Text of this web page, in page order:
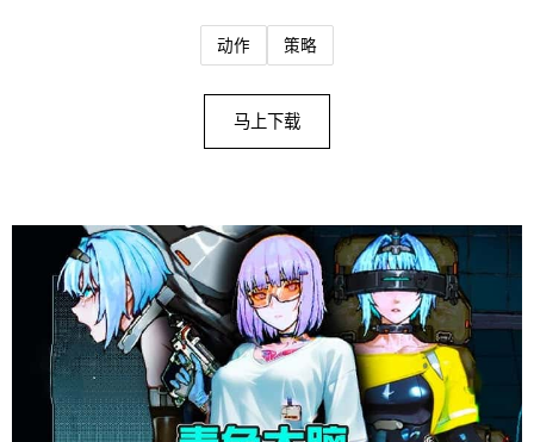
动作 策略
马上下载